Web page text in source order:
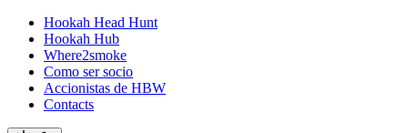
Hookah Head Hunt
Hookah Hub
Where2smoke
Como ser socio
Accionistas de HBW
Contacts